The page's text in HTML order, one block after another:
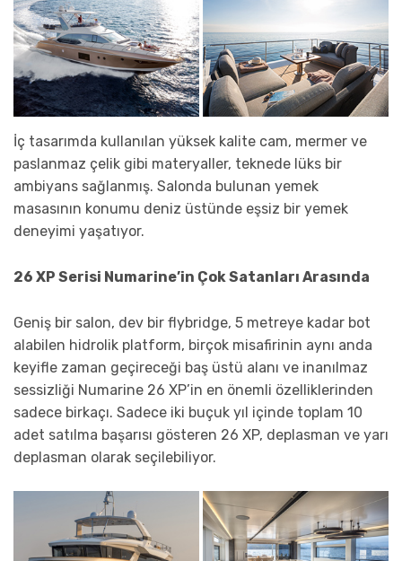
İç tasarımda kullanılan yüksek kalite cam, mermer ve
paslanmaz çelik gibi materyaller, teknede lüks bir
ambiyans sağlanmış. Salonda bulunan yemek
masasının konumu deniz üstünde eşsiz bir yemek
deneyimi yaşatıyor.
26 XP Serisi Numarine’in Çok Satanları Arasında
Geniş bir salon, dev bir flybridge, 5 metreye kadar bot
alabilen hidrolik platform, birçok misafirinin aynı anda
keyifle zaman geçireceği baş üstü alanı ve inanılmaz
sessizliği Numarine 26 XP’in en önemli özelliklerinden
sadece birkaçı. Sadece iki buçuk yıl içinde toplam 10
adet satılma başarısı gösteren 26 XP, deplasman ve yarı
deplasman olarak seçilebiliyor.